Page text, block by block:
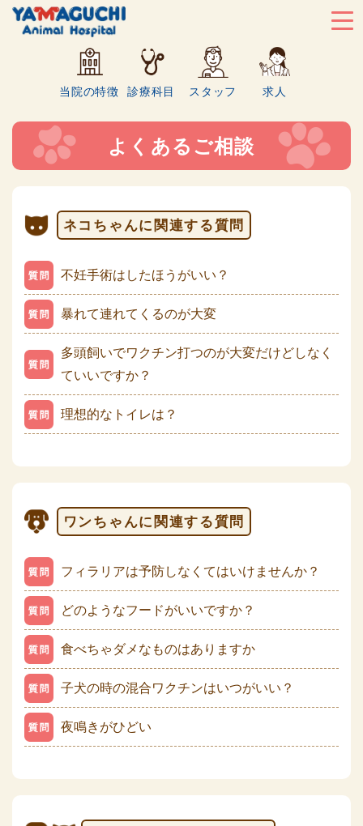
当院の特徴 診療科目 スタッフ 求人
よくあるご相談
ネコちゃんに関連する質問
不妊手術はしたほうがいい？
暴れて連れてくるのが大変
多頭飼いでワクチン打つのが大変だけどしなく
ていいですか？
理想的なトイレは？
ワンちゃんに関連する質問
フィラリアは予防しなくてはいけませんか？
どのようなフードがいいですか？
食べちゃダメなものはありますか
子犬の時の混合ワクチンはいつがいい？
夜鳴きがひどい